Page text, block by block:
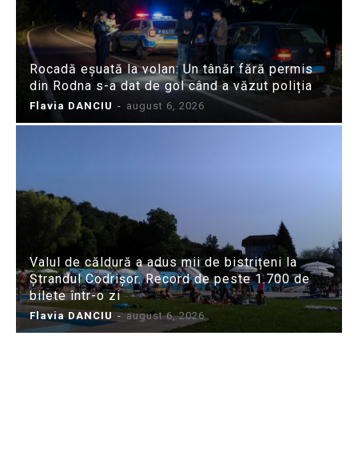
Rocadă eșuată la volan: Un tânăr fără permis
din Rodna s-a dat de gol când a văzut poliția
Flavia DANCIU - august 6, 2026
Valul de căldură a adus mii de bistrițeni la
Ștrandul Codrișor. Record de peste 1.700 de
bilete într-o zi
Flavia DANCIU - august 6, 2026